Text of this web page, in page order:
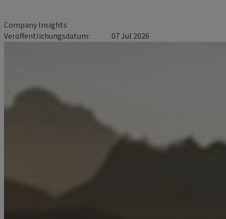
Company Insights
Veröffentlichungsdatum
07 Jul 2026